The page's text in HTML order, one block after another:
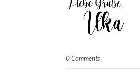
0 Comments